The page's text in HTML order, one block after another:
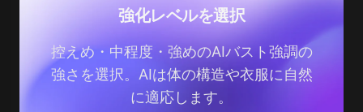
強化レベルを選択
控えめ・中程度・強めのAIバスト強調の
強さを選択。AIは体の構造や衣服に自然
に適応します。